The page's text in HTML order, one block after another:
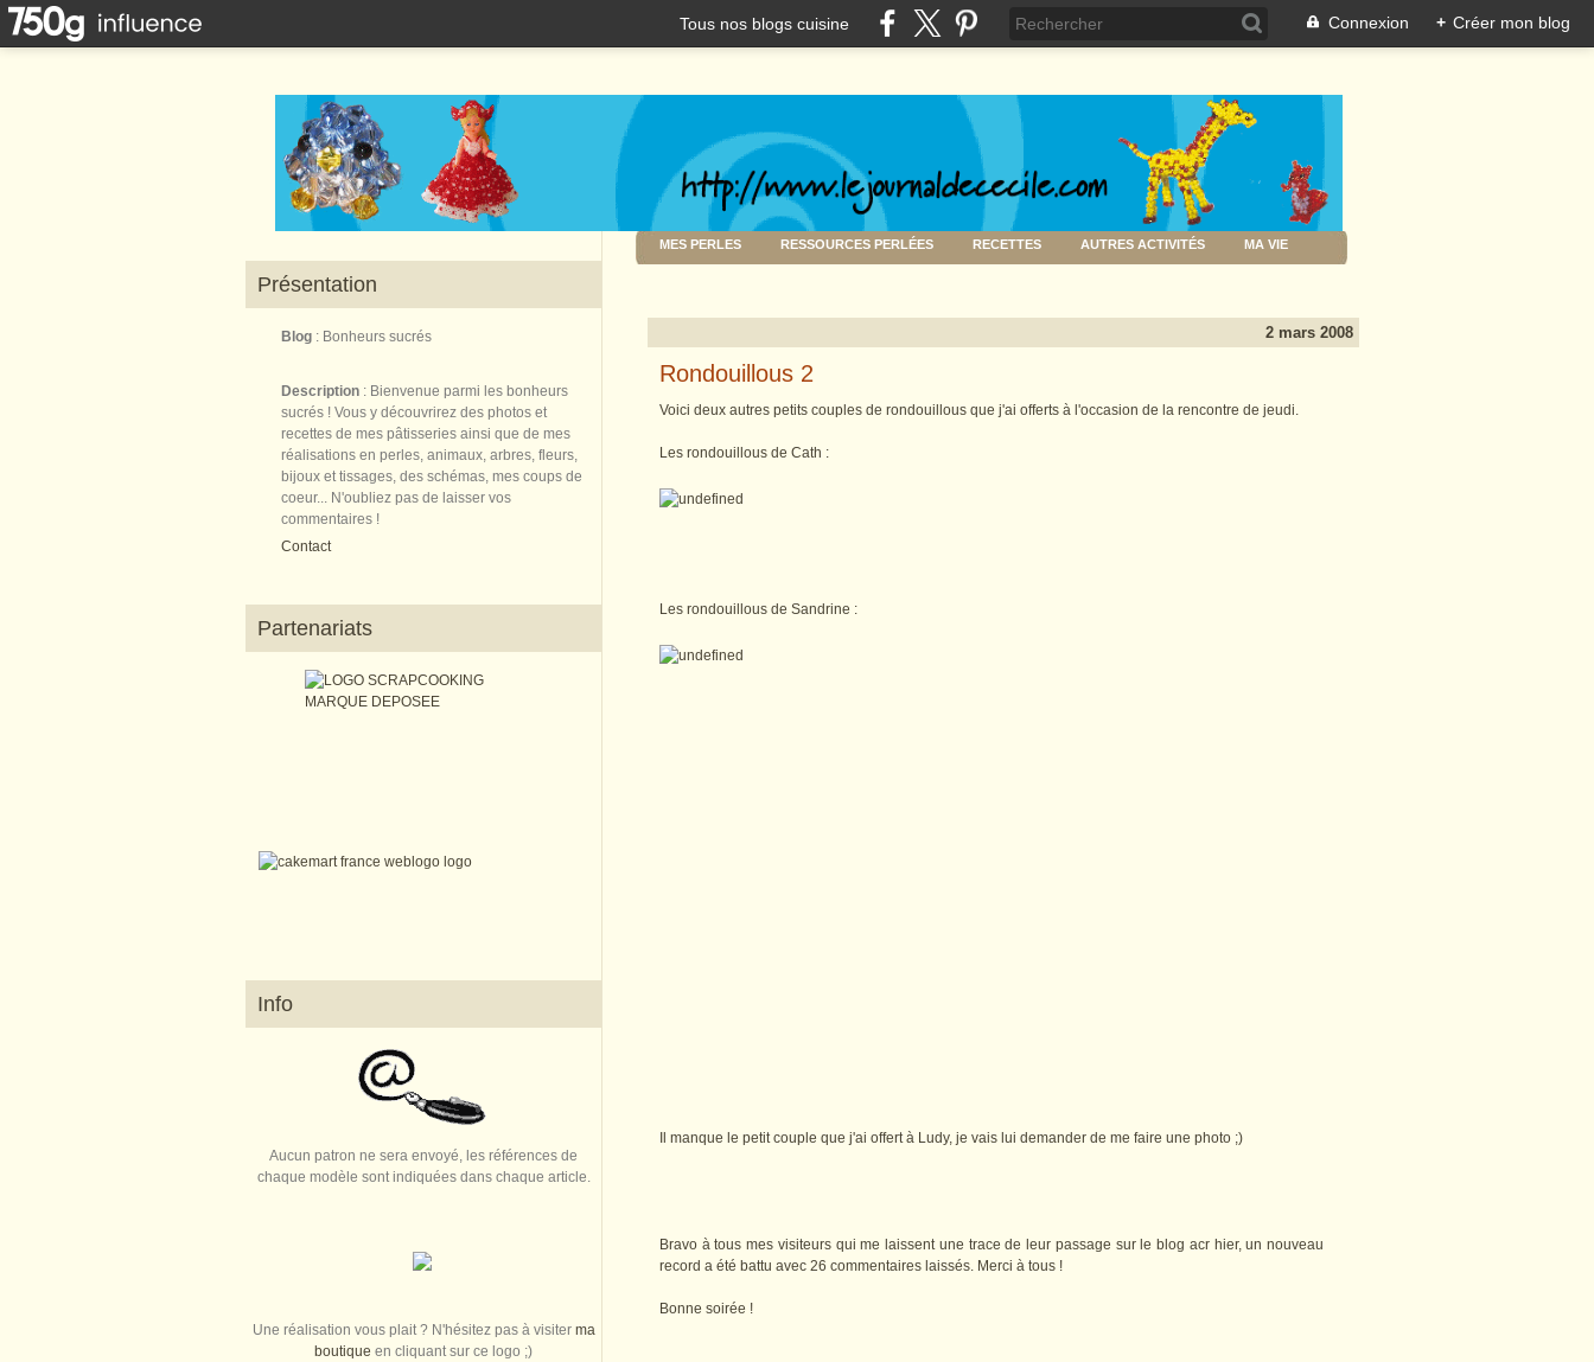
Tous nos blogs cuisine Connexion + Créer mon blog
Présentation
Blog : Bonheurs sucrés
Description : Bienvenue parmi les bonheurs
sucrés ! Vous y découvrirez des photos et
recettes de mes pâtisseries ainsi que de mes
réalisations en perles, animaux, arbres, fleurs,
bijoux et tissages, des schémas, mes coups de
coeur... N'oubliez pas de laisser vos
commentaires !
Contact
Partenariats
Info
Aucun patron ne sera envoyé, les références de
chaque modèle sont indiquées dans chaque article.
Une réalisation vous plait ? N'hésitez pas à visiter ma
boutique en cliquant sur ce logo ;)
MES PERLES RESSOURCES PERLÉES RECETTES AUTRES ACTIVITÉS MA VIE
2 mars 2008
Rondouillous 2
Voici deux autres petits couples de rondouillous que j'ai offerts à l'occasion de la rencontre de jeudi.
Les rondouillous de Cath :
Les rondouillous de Sandrine :
Il manque le petit couple que j'ai offert à Ludy, je vais lui demander de me faire une photo ;)
Bravo à tous mes visiteurs qui me laissent une trace de leur passage sur le blog acr hier, un nouveau
record a été battu avec 26 commentaires laissés. Merci à tous !
Bonne soirée !